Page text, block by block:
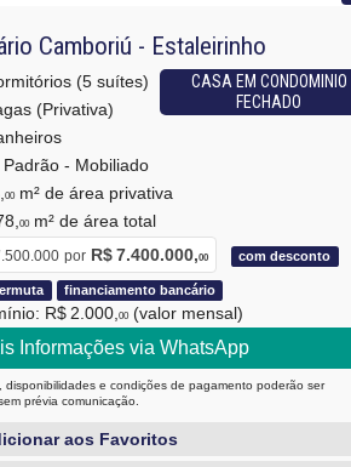
Camboriú - Estaleirinho
CASA EM CONDOMINIO
FECHADO
(5 suítes)
(Privativa)
Padrão - Mobiliado
00m² de área privativa
00m² de área total
por R$ 7.400.000,00 com desconto
financiamento bancário
R$ 2.000, 00 (valor mensal)
Informações via WhatsApp
disponibilidades e condições de pagamento poderão ser
prévia comunicação.
aos Favoritos